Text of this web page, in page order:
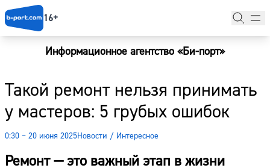
16+
Информационное агентство «Би-порт»
Такой ремонт нельзя принимать
у мастеров: 5 грубых ошибок
0:30 – 20 июня 2025Новости / Интересное
Ремонт — это важный этап в жизни
Новости
Наши гости
Фоторепортажи